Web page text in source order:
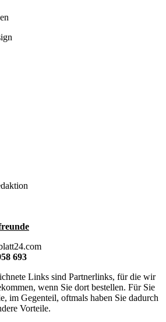
693
Links sind Partnerlinks, für die wir
wenn Sie dort bestellen. Für Sie
im Gegenteil, oftmals haben Sie dadurch
Vorteile.